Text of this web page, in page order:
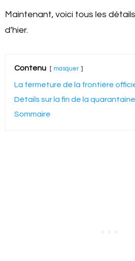
Maintenant, voici tous les
d’hier.
Contenu masquer
La fermeture de la frontière
Détails sur la fin de la
Sommaire